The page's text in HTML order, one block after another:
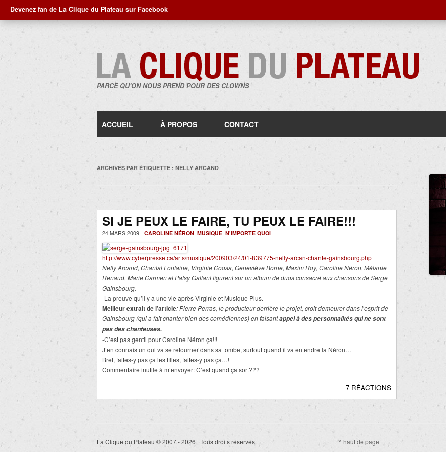
Devenez fan de La Clique du Plateau sur Facebook
PARCE QU'ON NOUS PREND POUR DES CLOWNS
au
ACCUEIL À PROPOS CONTACT
ARCHIVES PAR ÉTIQUETTE : NELLY ARCAND
SI JE PEUX LE FAIRE, TU PEUX LE FAIRE!!!
24 MARS 2009 - CAROLINE NÉRON, MUSIQUE, N'IMPORTE QUOI
http://www.cyberpresse.ca/arts/musique/200903/24/01-839775-nelly-arcan-chante-gainsbourg.php
Nelly Arcand, Chantal Fontaine, Virginie Coosa, Geneviève Borne, Maxim Roy, Caroline Néron, Mélanie
Renaud, Marie Carmen et Patsy Gallant figurent sur un album de duos consacré aux chansons de Serge
Gainsbourg.
-La preuve qu’il y a une vie après Virginie et Musique Plus.
Meilleur extrait de l’article: Pierre Perras, le producteur derrière le projet, croit demeurer dans l’esprit de
Gainsbourg (qui a fait chanter bien des comédiennes) en faisantappel à des personnalités qui ne sont
pas des chanteuses.
-C’est pas gentil pour Caroline Néron ça!!!
J’en connais un qui va se retourner dans sa tombe, surtout quand il va entendre la Néron…
Bref, faites-y pas ça les filles, faites-y pas ça…!
Commentaire inutile à m’envoyer: C’est quand ça sort???
7 RÉACTIONS
La Clique du Plateau © 2007 - 2026 | Tous droits réservés.
^ haut de page